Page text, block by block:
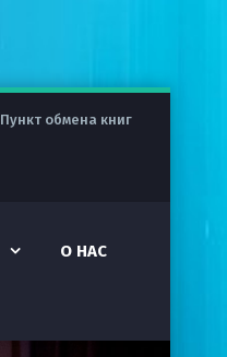
Пункт обмена книг
О НАС